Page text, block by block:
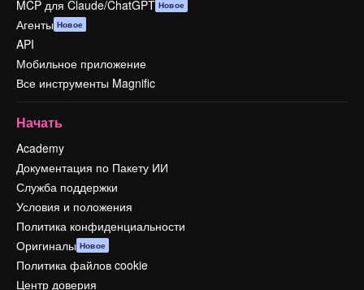
MCP для Claude/ChatGPT Новое
Агенты Новое
API
Мобильное приложение
Все инструменты Magnific
Начать
Academy
Документация по Пакету ИИ
Служба поддержки
Условия и положения
Политика конфиденциальности
Оригиналы Новое
Политика файлов cookie
Центр доверия